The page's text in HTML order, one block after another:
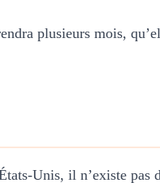
plusieurs mois,
Unis, il n’existe pas